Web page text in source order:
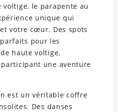
le parapente au
unique qui
votre cœur. Des spots
pour les
haute voltige,
une aventure
est un véritable coffre
Des danses